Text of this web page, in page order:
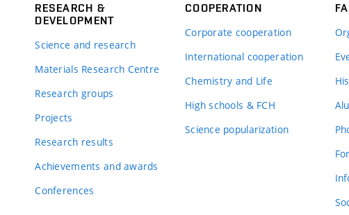
RESEARCH &
DEVELOPMENT
Science and research
Materials Research Centre
Research groups
Projects
Research results
Achievements and awards
Conferences
COOPERATION
Corporate cooperation
International cooperation
Chemistry and Life
High schools & FCH
Science popularization